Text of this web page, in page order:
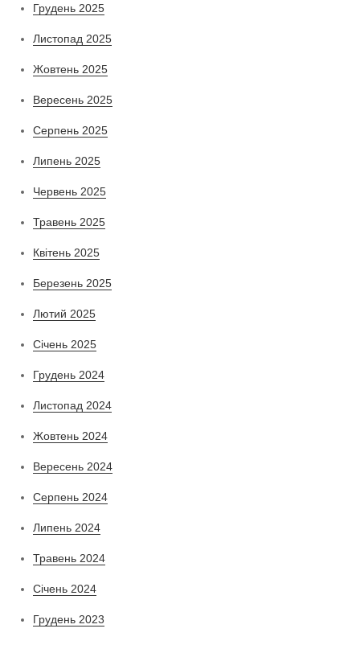
Грудень 2025
Листопад 2025
Жовтень 2025
Вересень 2025
Серпень 2025
Липень 2025
Червень 2025
Травень 2025
Квітень 2025
Березень 2025
Лютий 2025
Січень 2025
Грудень 2024
Листопад 2024
Жовтень 2024
Вересень 2024
Серпень 2024
Липень 2024
Травень 2024
Січень 2024
Грудень 2023